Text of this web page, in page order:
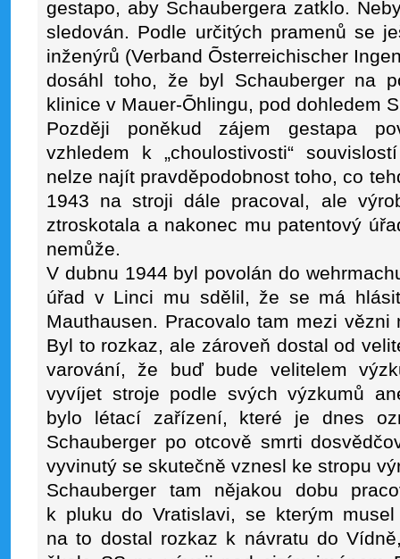
gestapo, aby Schaubergera zatklo.
sledován. Podle určitých pramenů se
inženýrů (Verband Õsterreichischer
dosáhl toho, že byl Schauberger na
klinice v Mauer-Õhlingu, pod dohledem
Později poněkud zájem gestapa
vzhledem k „choulostivosti“
nelze najít pravděpodobnost toho, co
1943 na stroji dále pracoval, ale
ztroskotala a nakonec mu patentový
nemůže.
V dubnu 1944 byl povolán do
úřad v Linci mu sdělil, že se má
Mauthausen. Pracovalo tam mezi
Byl to rozkaz, ale zároveň dostal od
varování, že buď bude velitelem
vyvíjet stroje podle svých výzkumů
bylo létací zařízení, které je dnes
Schauberger po otcově smrti
vyvinutý se skutečně vznesl ke stropu
Schauberger tam nějakou dobu
k pluku do Vratislavi, se kterým
na to dostal rozkaz k návratu do